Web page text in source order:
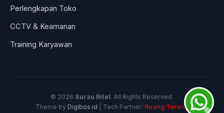
Perlengkapan Toko
CCTV & Keamanan
Training Karyawan
© 2026 Surau Ritel. All Rights Reserved.
Theme by Digibos.id | Tech Partner: Ruang Terang